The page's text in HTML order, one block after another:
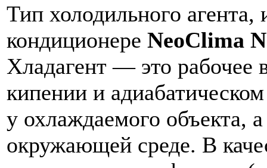
Тип холодильного
кондиционере NeoClima
Хладагент — это рабочее
кипении и
у охлаждаемого объекта,
окружающей среде. В